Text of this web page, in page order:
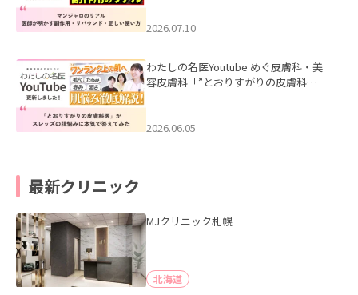
た。
2026.07.10
わたしの名医Youtube めぐ皮膚科・美
容皮膚科「”とおりすがりの皮膚科
2026.06.05
最新クリニック
MJクリニック札幌
北海道